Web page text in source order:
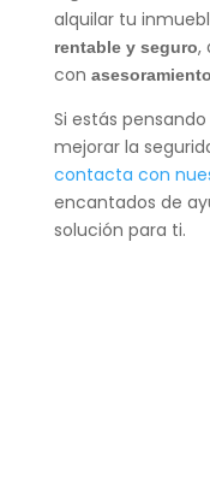
alquilar tu
rentable y seguro,
con
Si estás
mejorar la
contacta con
encantados de
solución para ti.